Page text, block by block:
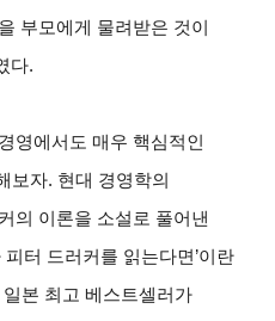
부모에게 물려받은 것이
다.
영에서도 매우 핵심적인
보자. 현대 경영학의
의 이론을 소설로 풀어낸
터 드러커를 읽는다면’이란
일본 최고 베스트셀러가